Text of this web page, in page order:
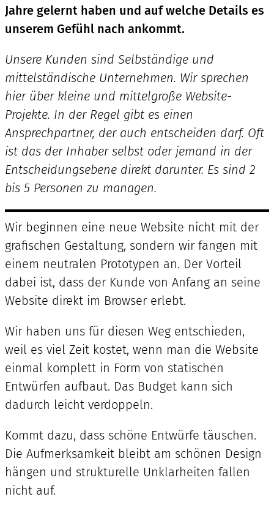
Jahre gelernt haben und auf welche Details es
unserem Gefühl nach ankommt.
Unsere Kunden sind Selbständige und
mittelständische Unternehmen. Wir sprechen
hier über kleine und mittelgroße Website-
Projekte. In der Regel gibt es einen
Ansprechpartner, der auch entscheiden darf. Oft
ist das der Inhaber selbst oder jemand in der
Entscheidungsebene direkt darunter. Es sind 2
bis 5 Personen zu managen.
Wir beginnen eine neue Website nicht mit der
grafischen Gestaltung, sondern wir fangen mit
einem neutralen Prototypen an. Der Vorteil
dabei ist, dass der Kunde von Anfang an seine
Website direkt im Browser erlebt.
Wir haben uns für diesen Weg entschieden,
weil es viel Zeit kostet, wenn man die Website
einmal komplett in Form von statischen
Entwürfen aufbaut. Das Budget kann sich
dadurch leicht verdoppeln.
Kommt dazu, dass schöne Entwürfe täuschen.
Die Aufmerksamkeit bleibt am schönen Design
hängen und strukturelle Unklarheiten fallen
nicht auf.